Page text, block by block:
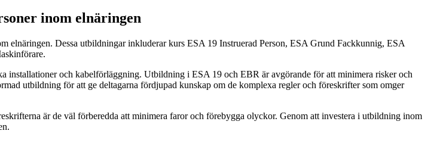
inom elnäringen
elnäringen. Dessa utbildningar inkluderar kurs ESA 19 Instruerad Person, ESA Grund Fackkunnig, ESA
installationer och kabelförläggning. Utbildning i ESA 19 och EBR är avgörande för att minimera risker och
utbildning för att ge deltagarna fördjupad kunskap om de komplexa regler och föreskrifter som omger
är de väl förberedda att minimera faror och förebygga olyckor. Genom att investera i utbildning inom